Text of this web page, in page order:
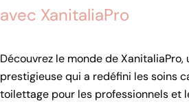
avec XanitaliaPro
Découvrez le monde de
prestigieuse qui a redéfini les soins
toilettage pour les professionnels et